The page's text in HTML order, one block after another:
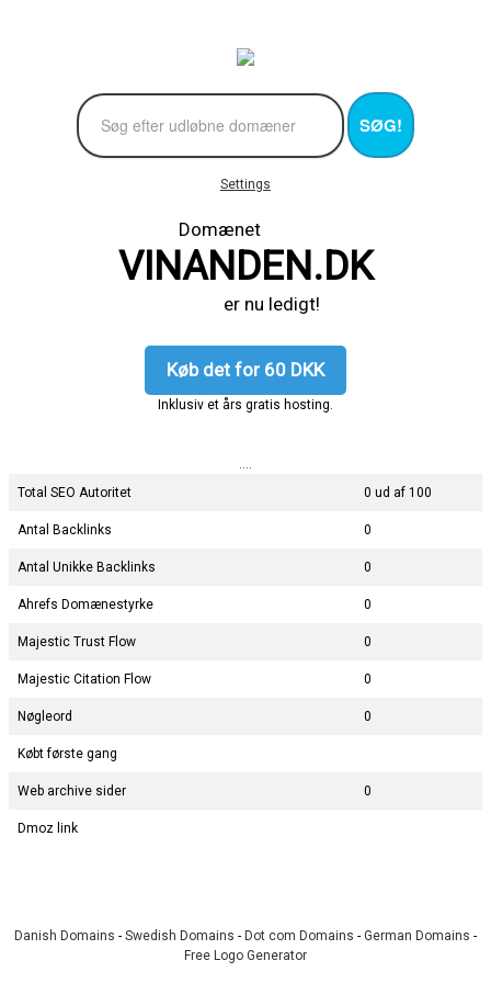
SØG!
Settings
Domænet
VINANDEN.DK
er nu ledigt!
Køb det for 60 DKK
Inklusiv et års gratis hosting.
Total SEO Autoritet
0 ud af 100
Antal Backlinks 0
Antal Unikke Backlinks 0
Ahrefs Domænestyrke 0
Majestic Trust Flow 0
Majestic Citation Flow 0
Nøgleord 0
Købt første gang
Web archive sider 0
Dmoz link
Danish Domains - Swedish Domains - Dot com Domains - German Domains -
Free Logo Generator